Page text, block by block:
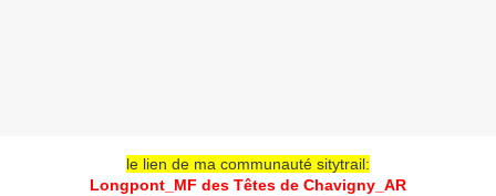
le lien de ma communauté sitytrail:
Longpont_MF des Têtes de Chavigny_AR